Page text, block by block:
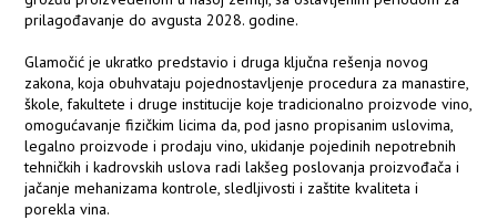
prilagođavanje do avgusta 2028. godine.
Glamočić je ukratko predstavio i druga ključna rešenja novog
zakona, koja obuhvataju pojednostavljenje procedura za manastire,
škole, fakultete i druge institucije koje tradicionalno proizvode vino,
omogućavanje fizičkim licima da, pod jasno propisanim uslovima,
legalno proizvode i prodaju vino, ukidanje pojedinih nepotrebnih
tehničkih i kadrovskih uslova radi lakšeg poslovanja proizvođača i
jačanje mehanizama kontrole, sledljivosti i zaštite kvaliteta i
porekla vina.